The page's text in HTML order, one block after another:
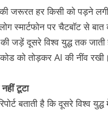
जरूरत हर किसी को पड़ने
स्मार्टफोन पर चैटबॉट से
जड़ें दूसरे विश्व युद्ध तक
को तोड़कर AI की नींव
टूटा
बताती है कि दूसरे विश्व